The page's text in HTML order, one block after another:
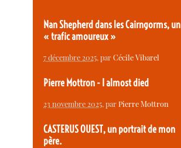
Nan Shepherd dans les Cairngorms, un
« trafic amoureux »
7 décembre 2025, parCécile Vibarel
Pierre Mottron - I almost died
23 novembre 2025, parPierre Mottron
CASTERUS OUEST, un portrait de mon
père.